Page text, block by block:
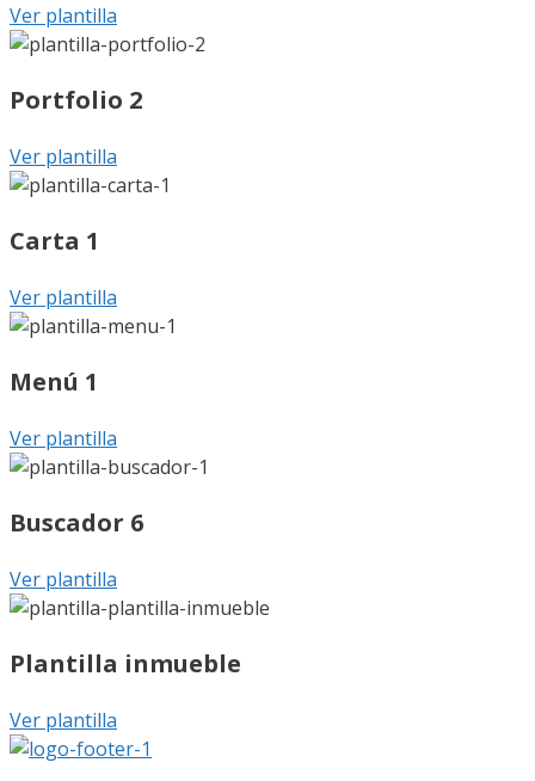
Ver plantilla
Portfolio 2
Ver plantilla
Carta 1
Ver plantilla
Menú 1
Ver plantilla
Buscador 6
Ver plantilla
Plantilla inmueble
Ver plantilla